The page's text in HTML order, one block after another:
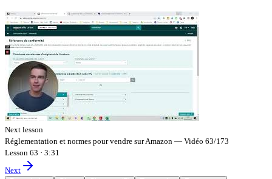
Next lesson
Réglementation et normes pour vendre sur Amazon — Vidéo 63/173
Lesson 63 · 3:31
Next